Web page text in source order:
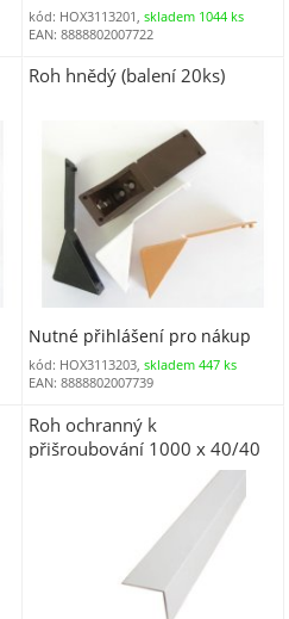
kód: HOX3113201,skladem 1044 ks
EAN: 8888802007722
Roh hnědý (balení 20ks)
Nutné přihlášení pro nákup
kód: HOX3113203,skladem 447 ks
EAN: 8888802007739
Roh ochranný k
přišroubování 1000 x 40/40